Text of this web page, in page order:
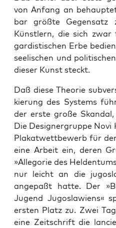
von Anfang an
bar größ­te Gegen­satz
Künst­lern, die sich
gar­dis­ti­schen Erbe
see­li­schen und
die­ser Kunst steckt.
Daß die­se Theo­rie
kie­rung des Sys­tems
der ers­te gro­ße
Die Desi­gner­grup­pe Novi
Pla­kat­wett­be­werb für
eine Arbeit ein, deren
»Alle­go­rie des
nur leicht an die
ange­paßt hat­te. Der
Jugend Jugo­sla­wi­ens«
ers­ten Platz zu. Zwei
eine Zeit­schrift die